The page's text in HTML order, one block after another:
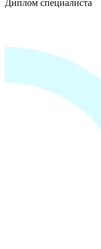
Диплом специалиста